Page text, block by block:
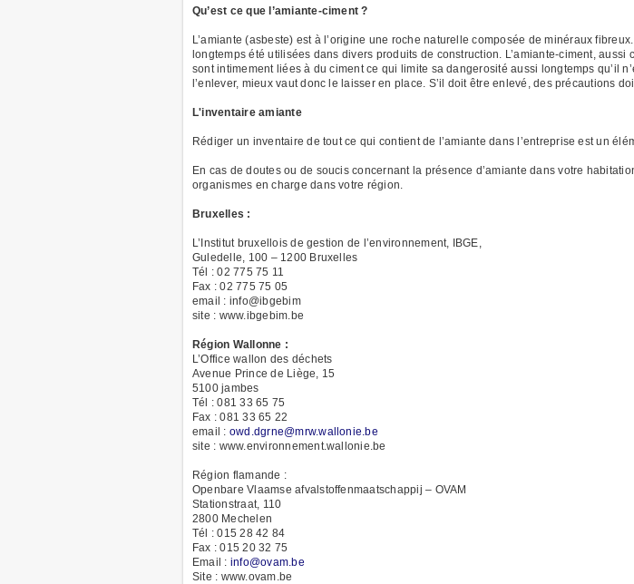
Qu’est ce que l’amiante-ciment ?
L’amiante (asbeste) est à l’origine une roche naturelle composée de minéraux
longtemps été utilisées dans divers produits de construction. L’amiante-ciment, aussi
sont intimement liées à du ciment ce qui limite sa dangerosité aussi longtemps qu’il
l’enlever, mieux vaut donc le laisser en place. S’il doit être enlevé, des précautions
L'inventaire amiante
Rédiger un inventaire de tout ce qui contient de l’amiante dans l’entreprise est un
En cas de doutes ou de soucis concernant la présence d’amiante dans votre
organismes en charge dans votre région.
Bruxelles :
L’Institut bruxellois de gestion de l’environnement, IBGE,
Guledelle, 100 – 1200 Bruxelles
Tél : 02 775 75 11
Fax : 02 775 75 05
email : info@ibgebim
site : www.ibgebim.be
Région Wallonne :
L’Office wallon des déchets
Avenue Prince de Liège, 15
5100 jambes
Tél : 081 33 65 75
Fax : 081 33 65 22
email : owd.dgrne@mrw.wallonie.be
site : www.environnement.wallonie.be
Région flamande :
Openbare Vlaamse afvalstoffenmaatschappij – OVAM
Stationstraat, 110
2800 Mechelen
Tél : 015 28 42 84
Fax : 015 20 32 75
Email : info@ovam.be
Site : www.ovam.be